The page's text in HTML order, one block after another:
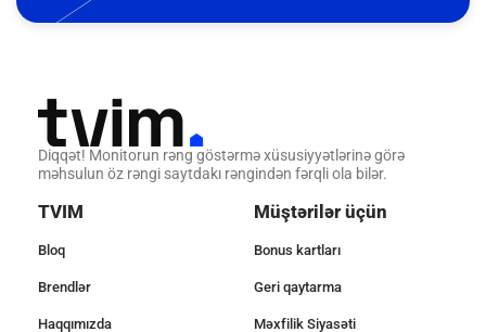
Diqqət! Monitorun rəng göstərmə xüsusiyyətlərinə görə
məhsulun öz rəngi saytdakı rəngindən fərqli ola bilər.
TVIM
Bloq
Brendlər
Haqqımızda
Müştərilər üçün
Bonus kartları
Geri qaytarma
Məxfilik Siyasəti